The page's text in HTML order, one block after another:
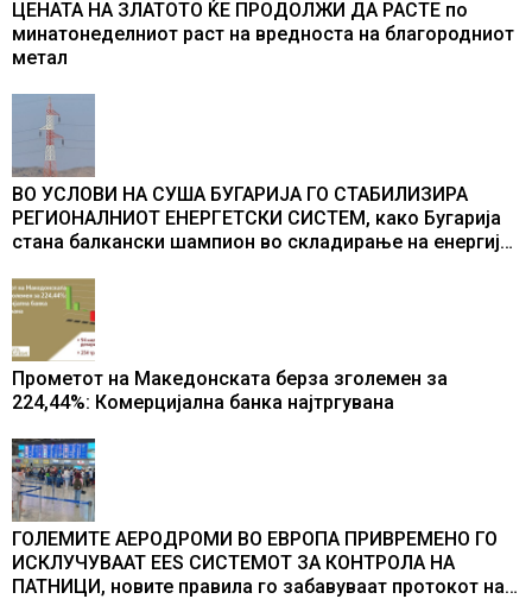
ЦЕНАТА НА ЗЛАТОТО ЌЕ ПРОДОЛЖИ ДА РАСТЕ по
минатонеделниот раст на вредноста на благородниот
метал
ВО УСЛОВИ НА СУША БУГАРИЈА ГО СТАБИЛИЗИРА
РЕГИОНАЛНИОТ ЕНЕРГЕТСКИ СИСТЕМ, како Бугарија
стана балкански шампион во складирање на енергија
Прометот на Македонската берза зголемен за
224,44%: Комерцијална банка најтргувана
ГОЛЕМИТЕ АЕРОДРОМИ ВО ЕВРОПА ПРИВРЕМЕНО ГО
ИСКЛУЧУВААТ ЕЕS СИСТЕМОТ ЗА КОНТРОЛА НА
ПАТНИЦИ, новите правила го забавуваат протокот на